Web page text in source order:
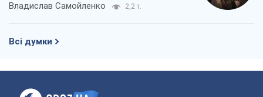
Владислав Самойленко 2,2 т.
Всі думки